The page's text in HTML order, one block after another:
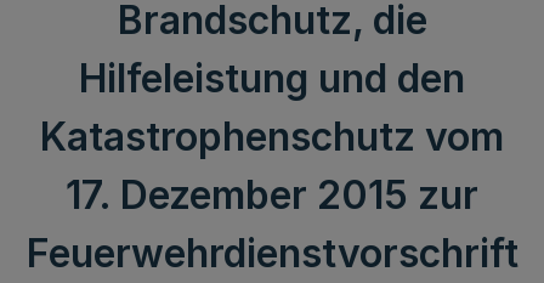
Brandschutz, die
Hilfeleistung und den
Katastrophenschutz vom
17. Dezember 2015 zur
Feuerwehrdienstvorschrift